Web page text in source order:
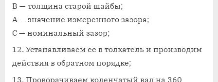
B — толщина старой шайбы;
A — значение измеренного зазора;
C — номинальный зазор;
Устанавливаем ее в толкатель и производим
действия в обратном порядке;
Проворачиваем коленчатый вал на 360